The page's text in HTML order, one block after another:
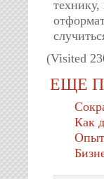
технику,
(Visited
ЕЩЕ
Как
Опыт